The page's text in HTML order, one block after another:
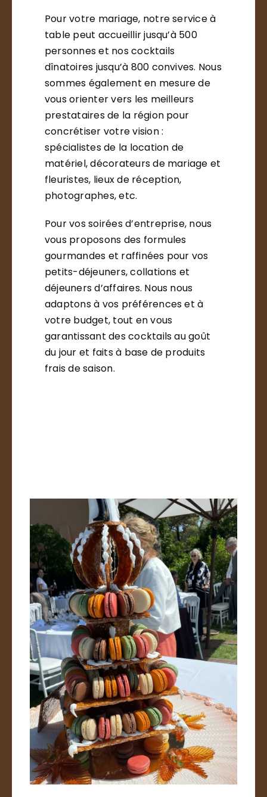
Pour votre mariage, notre service à
table peut accueillir jusqu’à 500
personnes et nos cocktails
dînatoires jusqu’à 800 convives. Nous
sommes également en mesure de
vous orienter vers les meilleurs
prestataires de la région pour
concrétiser votre vision :
spécialistes de la location de
matériel, décorateurs de mariage et
fleuristes, lieux de réception,
photographes, etc.
Pour vos soirées d’entreprise, nous
vous proposons des formules
gourmandes et raffinées pour vos
petits-déjeuners, collations et
déjeuners d’affaires. Nous nous
adaptons à vos préférences et à
votre budget, tout en vous
garantissant des cocktails au goût
du jour et faits à base de produits
frais de saison.